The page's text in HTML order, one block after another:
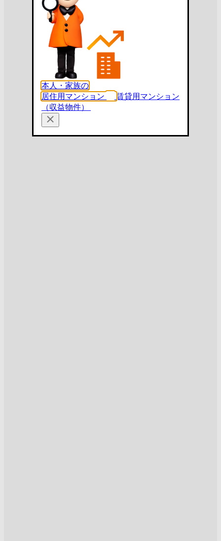
本人・家族の
居住用マンション
賃貸用マンション
（収益物件）